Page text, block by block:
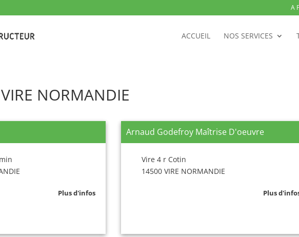
A
ACCUEIL NOS SERVICES
NORMANDIE
Plus d'infos
Arnaud Godefroy Maîtrise D'oeuvre
Vire 4 r Cotin
14500 VIRE NORMANDIE
Plus